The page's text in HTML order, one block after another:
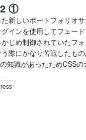
①
新しいポートフォリオ
インを使用してフェー
じめ制御されていたフ
際にかなり苦戦したも
知識があったためCSSの